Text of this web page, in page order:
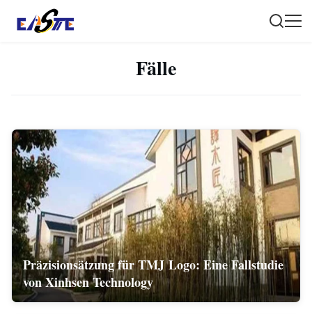
Fälle
Präzisionsätzung für TMJ Logo: Eine Fallstudie
von Xinhsen Technology